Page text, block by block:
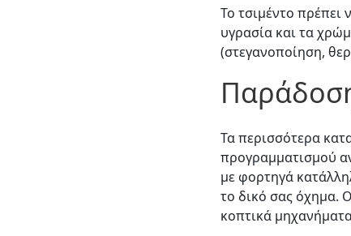
Το τσιμέντο
υγρασία και τα
(στεγανοποίηση,
Τα περισσότερα
προγραμματισμού
με φορτηγά
το δικό σας όχημα.
κοπτικά